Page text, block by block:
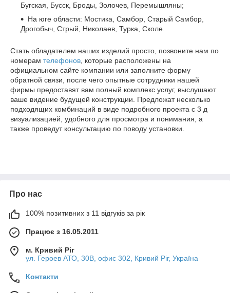
Бугская, Бусск, Броды, Золочев, Перемышляны;
На юге области: Мостика, Самбор, Старый Самбор,
Дрогобыч, Стрый, Николаев, Турка, Сколе.
Стать обладателем наших изделий просто, позвоните нам по
номерам телефонов , которые расположены на
официальном сайте компании или заполните форму
обратной связи, после чего опытные сотрудники нашей
фирмы предоставят вам полный комплекс услуг, выслушают
ваше видение будущей конструкции. Предложат несколько
подходящих комбинаций в виде подробного проекта с 3 д
визуализацией, удобного для просмотра и понимания, а
также проведут консультацию по поводу установки.
Про нас
100% позитивних з 11 відгуків за рік
Працює з 16.05.2011
м. Кривий Ріг
ул. Героев АТО, 30В, офис 302, Кривий Ріг, Україна
Контакти